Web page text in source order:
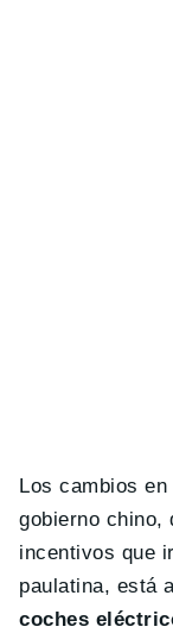
Los cambios
gobierno chino,
incentivos que
paulatina, está
coches